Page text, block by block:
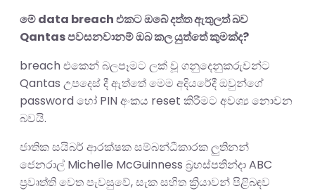
මේ data breach එකට ඔබේ දත්ත ඇතුලත් බව
Qantas පවසනවානම් ඔබ කල යුත්තේ කුමක්ද?
breach එකෙන් බලපෑමට ලක් වූ ගනුදෙනුකරුවන්ට
Qantas උපදෙස් දී ඇත්තේ මෙම අදියරේදී ඔවුන්ගේ
password හෝ PIN අංකය reset කිරීමට අවශ්‍ය නොවන
බවයි.
ජාතික සයිබර් ආරක්ෂක සම්බන්ධීකාරක ලුතිනන්
ජෙනරාල් Michelle McGuinness බ්‍රහස්පතින්දා ABC
ප්‍රවෘත්ති වෙත පැවසුවේ, සැක සහිත ක්‍රියාවන් පිළිබඳව